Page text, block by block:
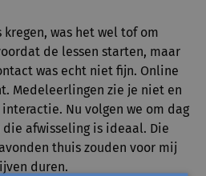
was het wel tof om
de lessen starten, maar
was echt niet fijn. Online
Medeleerlingen zie je niet en
Nu volgen we om dag
afwisseling is ideaal. Die
thuis zouden voor mij
duren.